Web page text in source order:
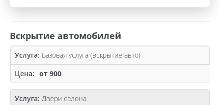
Вскрытие автомобилей
Базовая услуга (вскрытие авто)
от 900
Двери салона